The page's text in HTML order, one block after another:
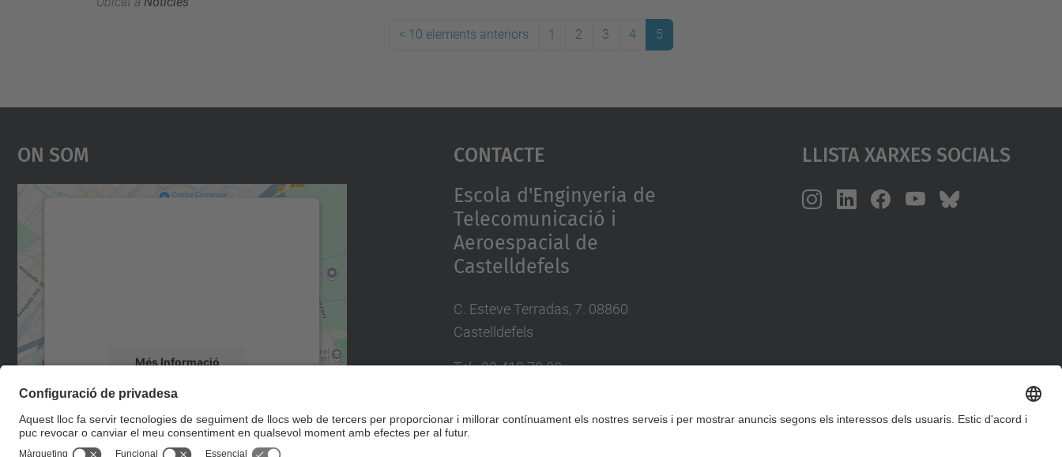
< 10 elements anteriors 1 2 3 4 5
On Som
Més Informació
powered byUsercentrics Consent
Management Platform
Contacte
Escola d'Enginyeria de
Telecomunicació i
Aeroespacial de
Castelldefels
C. Esteve Terradas, 7. 08860
Castelldefels
Tel.: 93 413 70 00
Llista Xarxes Socials